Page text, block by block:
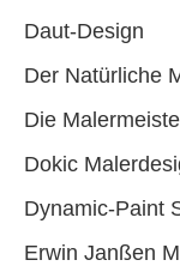
Daut-Design
Der Natürliche
Die
Dokic
Dynamic-Paint
Erwin Janßen